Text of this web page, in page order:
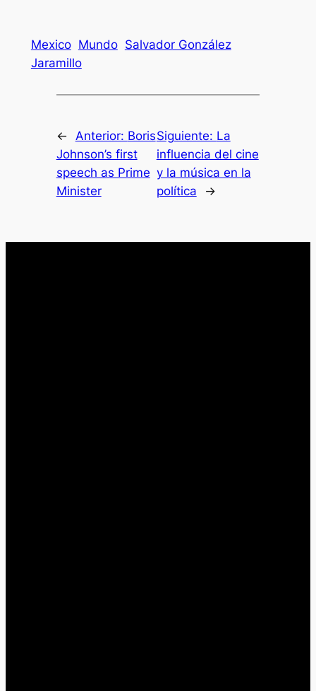
Mexico Mundo Salvador González
Jaramillo
← Anterior: Boris
Johnson’s first
speech as Prime
Minister
Siguiente: La
influencia del cine
y la música en la
política
→